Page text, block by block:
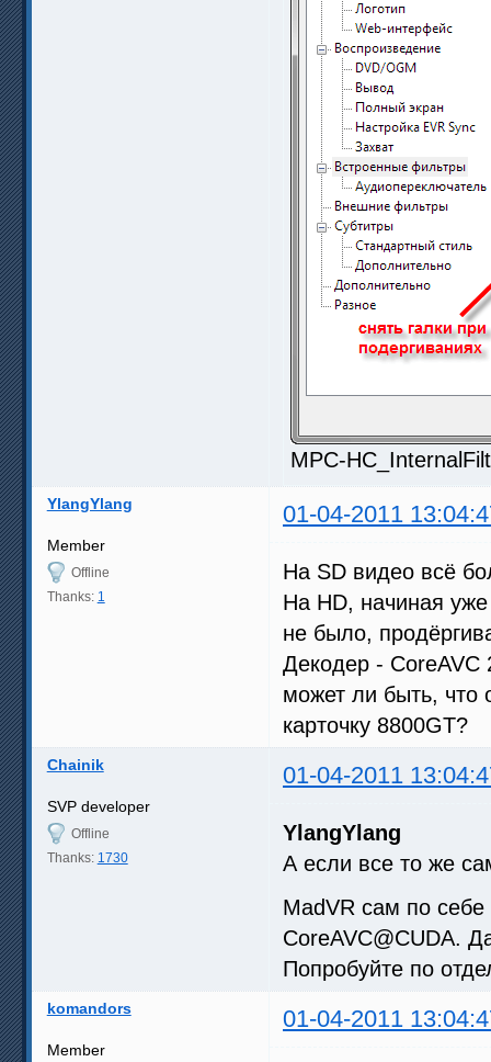
MPC-
YlangYlang 01-04-2011
Member
Offline
Thanks: 1
На SD видео всё
На HD, начиная
не было,
Декодер -
может ли быть, что
карточку 8800GT?
Chainik 01-04-2011
SVP developer
Offline
Thanks: 1730
YlangYlang
А если все то же
MadVR сам по
CoreAVC@CUDA.
Попробуйте по
komandors 01-04-2011
Member